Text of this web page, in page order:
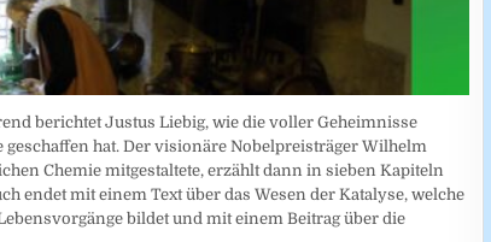
berichtet Justus Liebig, wie die voller Geheimnisse
hat. Der visionäre Nobelpreisträger Wilhelm
Chemie mitgestaltete, erzählt dann in sieben Kapiteln
endet mit einem Text über das Wesen der Katalyse, welche
bildet und mit einem Beitrag über die